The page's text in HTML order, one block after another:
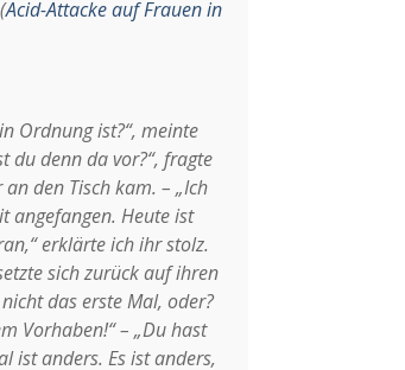
Acid-Attacke auf Frauen in
Ordnung ist?“, meinte
du denn da vor?“, fragte
den Tisch kam. – „Ich
angefangen. Heute ist
erklärte ich ihr stolz.
sich zurück auf ihren
das erste Mal, oder?
Vorhaben!“ – „Du hast
ist anders. Es ist anders,